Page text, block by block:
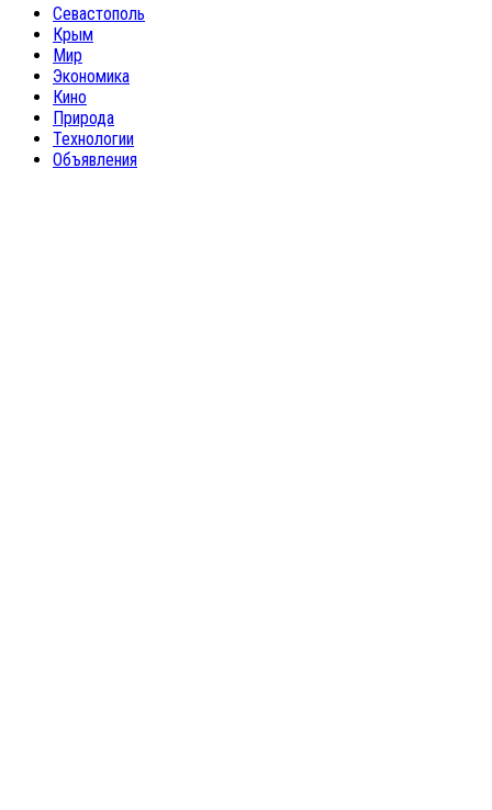
Севастополь
Крым
Мир
Экономика
Кино
Природа
Технологии
Объявления